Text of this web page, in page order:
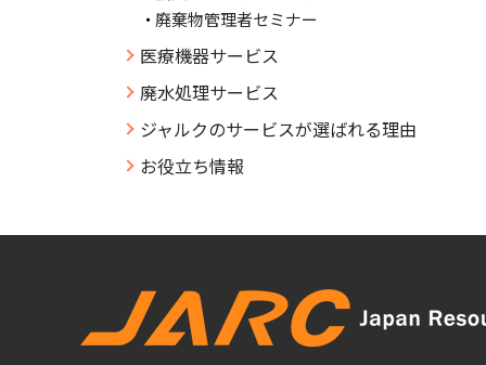
廃棄物管理者セミナー
医療機器サービス
廃水処理サービス
ジャルクのサービスが選ばれる理由
お役立ち情報